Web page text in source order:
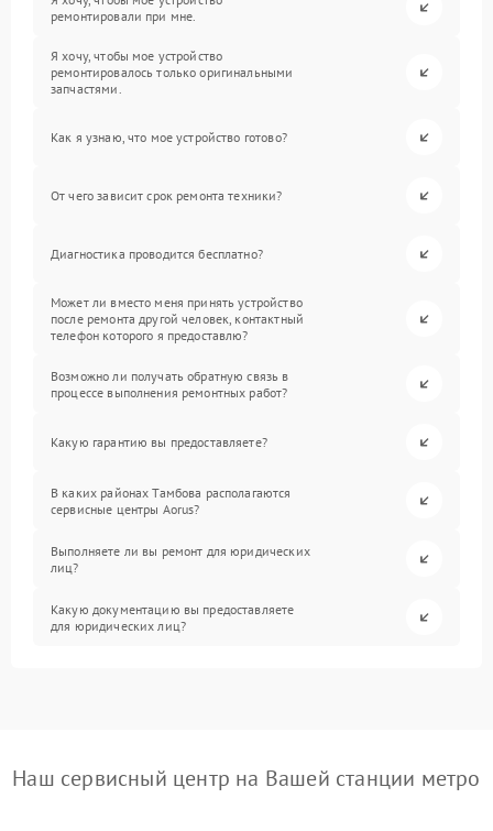
ремонтировали при мне.
Я хочу, чтобы мое устройство
ремонтировалось только оригинальными
запчастями.
Как я узнаю, что мое устройство готово?
От чего зависит срок ремонта техники?
Диагностика проводится бесплатно?
Может ли вместо меня принять устройство
после ремонта другой человек, контактный
телефон которого я предоставлю?
Возможно ли получать обратную связь в
процессе выполнения ремонтных работ?
Какую гарантию вы предоставляете?
В каких районах Тамбова располагаются
сервисные центры Aorus?
Выполняете ли вы ремонт для юридических
лиц?
Какую документацию вы предоставляете
для юридических лиц?
Наш сервисный центр на Вашей станции метро